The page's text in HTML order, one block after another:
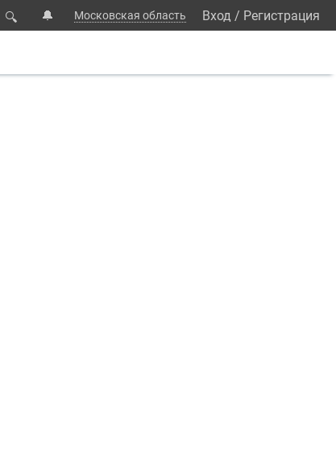
🔍 🔔 Московская область Вход / Регистрация